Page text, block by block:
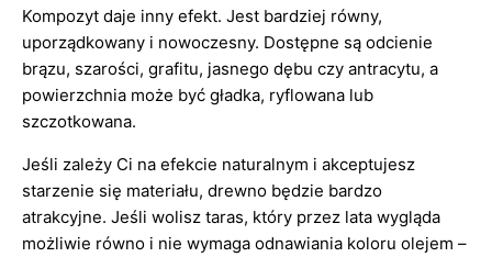
Kompozyt daje inny efekt. Jest bardziej równy,
uporządkowany i nowoczesny. Dostępne są odcienie
brązu, szarości, grafitu, jasnego dębu czy antracytu, a
powierzchnia może być gładka, ryflowana lub
szczotkowana.
Jeśli zależy Ci na efekcie naturalnym i akceptujesz
starzenie się materiału, drewno będzie bardzo
atrakcyjne. Jeśli wolisz taras, który przez lata wygląda
możliwie równo i nie wymaga odnawiania koloru olejem –